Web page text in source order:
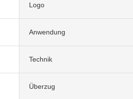
Logo
Anwendung
Technik
Überzug